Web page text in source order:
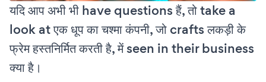
यदि आप अभी भी have questions हैं, तो take a
look at एक धूप का चश्मा कंपनी, जो crafts लकड़ी के
फ्रेम हस्तनिर्मित करती है, में seen in their business
क्या है।